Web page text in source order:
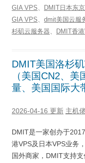
GIA VPS、 DMIT日本东
GIA VPS、 dmit美国云服
杉矶云服务器、 DMIT香
DMIT美国洛杉
（美国CN2、
量、美国国际大
2026-04-16 更新 主机
DMIT是一家创办于
港VPS及日本VPS业务
国外商家，DMIT支持